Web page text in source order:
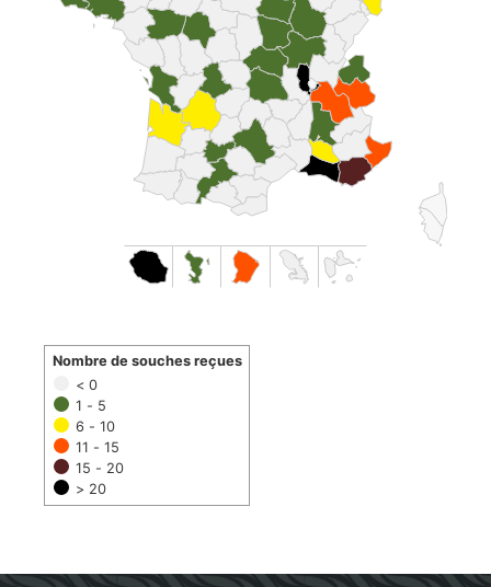
< 0
1 - 5
6 - 10
11 - 15
15 - 20
> 20
Nombre de souches reçues